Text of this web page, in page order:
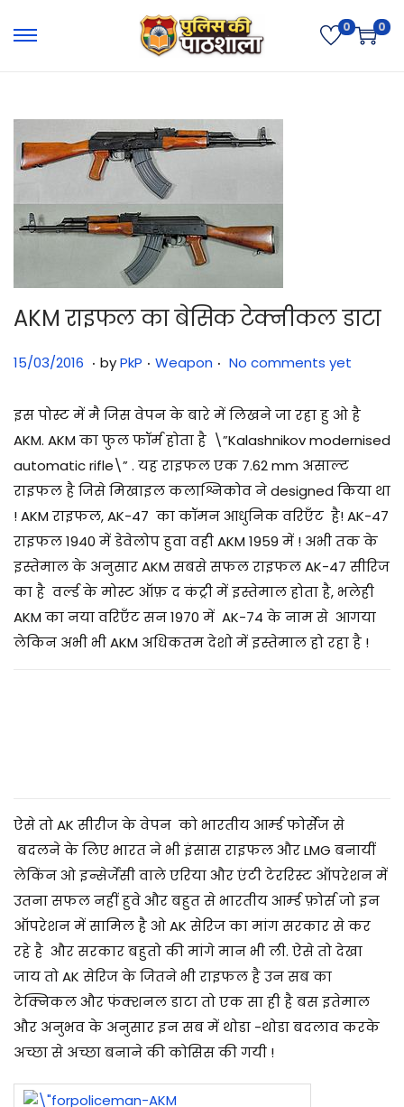
0 0
AKM राइफल का बेसिक टेक्नीकल डाटा
Posted on
15/03/2016 3
/
0
7
/
2
0
2
5
. byPkP . Posted in
Weapon . No comments yet
इस पोस्ट में मै जिस वेपन के बारे में लिखने जा रहा हु ओ है
AKM. AKM का फुल फॉर्म होता है \”Kalashnikov modernised
automatic rifle\” . यह राइफल एक 7.62 mm असाल्ट
राइफल है जिसे मिखाइल कलाश्निकोव ने designed किया था
! AKM राइफल, AK-47 का कॉमन आधुनिक वरिएँट है! AK-47
राइफल 1940 में डेवेलोप हुवा वही AKM 1959 में ! अभी तक के
इस्तेमाल के अनुसार AKM सबसे सफल राइफल AK-47 सीरिज
का है वर्ल्ड के मोस्ट ऑफ़ द कंट्री में इस्तेमाल होता है, भलेही
AKM का नया वरिएँट सन 1970 में AK-74 के नाम से आगया
लेकिन अभी भी AKM अधिकतम देशो में इस्तेमाल हो रहा है !
ऐसे तो AK सीरीज के वेपन को भारतीय आर्म्ड फोर्सेज से
बदलने के लिए भारत ने भी इंसास राइफल और LMG बनायीं
लेकिंन ओ इन्सेर्जेंसी वाले एरिया और एंटी टेररिस्ट ऑपरेशन में
उतना सफल नहीं हुवे और बहुत से भारतीय आर्म्ड फ़ोर्स जो इन
ऑपरेशन में सामिल है ओ AK सेरिज का मांग सरकार से कर
रहे है और सरकार बहुतो की मांगे मान भी ली. ऐसे तो देखा
जाय तो AK सेरिज के जितने भी राइफल है उन सब का
टेक्निकल और फंक्शनल डाटा तो एक सा ही है बस इतेमाल
और अनुभव के अनुसार इन सब में थोडा -थोडा बदलाव करके
अच्छा से अच्छा बनाने की कोसिस की गयी !